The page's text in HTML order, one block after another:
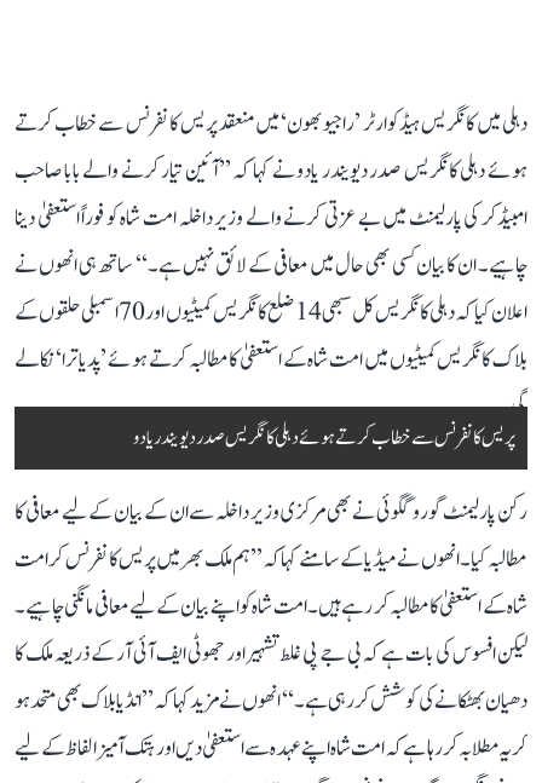
دہلی میں کانگریس ہیڈکوارٹر ’راجیو بھون‘ میں منعقد پریس کانفرنس سے خطاب کرتے
ہوئے دہلی کانگریس صدر دیویندر یادو نے کہا کہ ’’آئین تیار کرنے والے بابا صاحب
امبیڈکر کی پارلیمنٹ میں بے عزتی کرنے والے وزیر داخلہ امت شاہ کو فوراً استعفیٰ دینا
چاہیے۔ ان کا بیان کسی بھی حال میں معافی کے لائق نہیں ہے۔‘‘ ساتھ ہی انھوں نے
اعلان کیا کہ دہلی کانگریس کل سبھی 14 ضلع کانگریس کمیٹیوں اور 70 اسمبلی حلقوں کے
بلاک کانگریس کمیٹیوں میں امت شاہ کے استعفیٰ کا مطالبہ کرتے ہوئے ’پد یاترا‘ نکالے
گی۔
پریس کانفرنس سے خطاب کرتے ہوئے دہلی کانگریس صدر دیویندر یادو
رکن پارلیمنٹ گورو گگوئی نے بھی مرکزی وزیر داخلہ سے ان کے بیان کے لیے معافی کا
مطالبہ کیا۔ انھوں نے میڈیا کے سامنے کہا کہ ’’ہم ملک بھر میں پریس کانفرنس کر امت
شاہ کے استعفیٰ کا مطالبہ کر رہے ہیں۔ امت شاہ کو اپنے بیان کے لیے معافی مانگنی چاہیے۔
لیکن افسوس کی بات ہے کہ بی جے پی غلط تشہیر اور جھوٹی ایف آئی آر کے ذریعہ ملک کا
دھیان بھٹکانے کی کوشش کر رہی ہے۔‘‘ انھوں نے مزید کہا کہ ’’انڈیا بلاک بھی متحد ہو
کر یہ مطلابہ کر رہا ہے کہ امت شاہ اپنے عہدہ سے استعفیٰ دیں اور ہتک آمیز الفاظ کے لیے